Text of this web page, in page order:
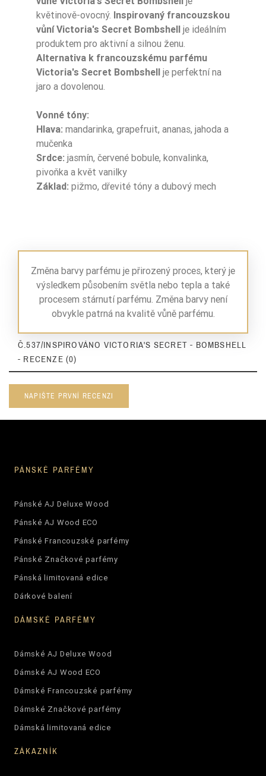
květinově-ovocný. Inspirovaný francouzskou
vůní Victoria's Secret Bombshell je ideálním
produktem pro aktivní a silnou ženu.
Alternativa k francouzskému parfému
Victoria's Secret Bombshell je perfektní na
jaro a dovolenou.
Vonné tóny:
Hlava: mandarinka, grapefruit, ananas, jahoda a
mučenka
Srdce: jasmín, červené bobule, konvalinka,
pivoňka a květ vanilky
Základ: pižmo, dřevité tóny a dubový mech
Nuty Głowy marakuja
Nuty Głowy truskawka
Nuty Głowy grejpfrut
Nuty Serca czerwone jagody
Nuty Serca kwiat wanilii
Nuty Serca piwonia
Nuty Bazy piżmo
Nuty Bazy mech dębowy
Nuty Bazy nuty drzewne
Dla Kogo damskie
Zaperfumowanie 22%
Změna barvy parfému je přirozený proces, který je
výsledkem působením světla nebo tepla a také
procesem stárnutí parfému. Změna barvy není
obvykle patrná na kvalitě vůně parfému.
Č.537/INSPIROVÁNO VICTORIA'S SECRET - BOMBSHELL
- RECENZE (0)
NAPIŠTE PRVNÍ RECENZI
PÁNSKÉ PARFÉMY
Pánské AJ Deluxe Wood
Pánské AJ Wood ECO
Pánské Francouzské parfémy
Pánské Značkové parfémy
Pánská limitovaná edice
Dárkové balení
DÁMSKÉ PARFÉMY
Dámské AJ Deluxe Wood
Dámské AJ Wood ECO
Dámské Francouzské parfémy
Dámské Značkové parfémy
Dámská limitovaná edice
ZÁKAZNÍK